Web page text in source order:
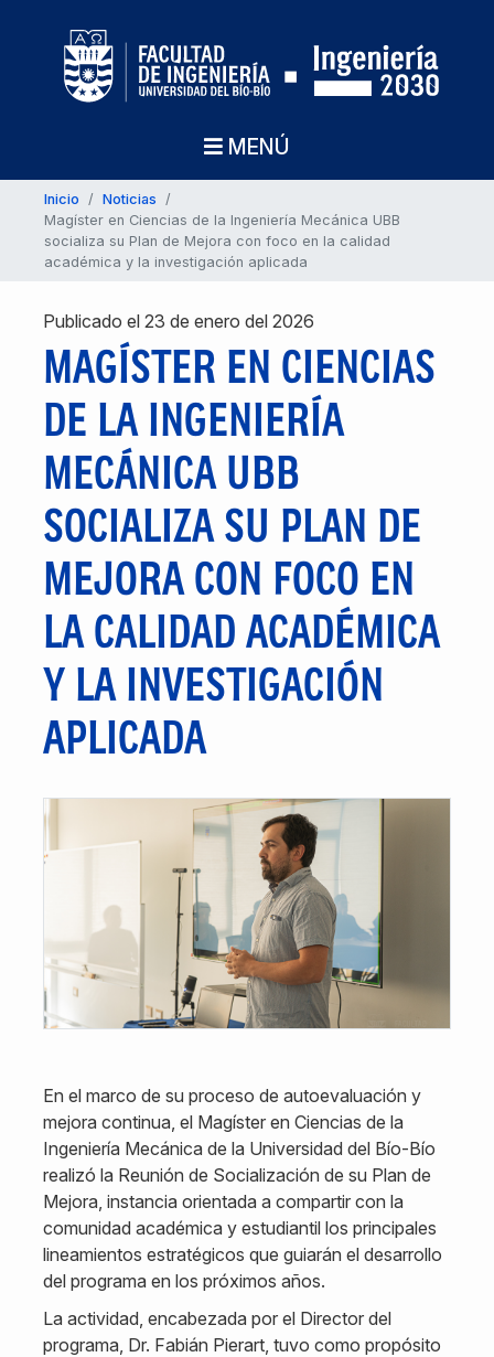
MENÚ
Inicio / Noticias
/
Magíster en Ciencias de la Ingeniería Mecánica UBB
socializa su Plan de Mejora con foco en la calidad
académica y la investigación aplicada
Publicado el 23 de enero del 2026
MAGÍSTER EN CIENCIAS
DE LA INGENIERÍA
MECÁNICA UBB
SOCIALIZA SU PLAN DE
MEJORA CON FOCO EN
LA CALIDAD ACADÉMICA
Y LA INVESTIGACIÓN
APLICADA
En el marco de su proceso de autoevaluación y
mejora continua, el Magíster en Ciencias de la
Ingeniería Mecánica de la Universidad del Bío-Bío
realizó la Reunión de Socialización de su Plan de
Mejora, instancia orientada a compartir con la
comunidad académica y estudiantil los principales
lineamientos estratégicos que guiarán el desarrollo
del programa en los próximos años.
La actividad, encabezada por el Director del
programa, Dr. Fabián Pierart, tuvo como propósito